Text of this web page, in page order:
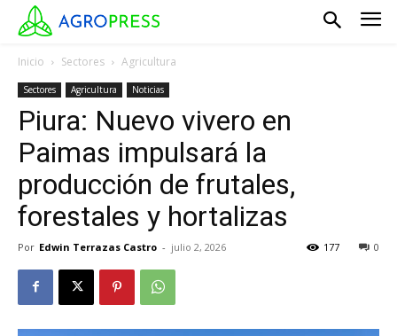
Inicio Sectores Agricultura
Sectores Agricultura Noticias
Piura: Nuevo vivero en
Paimas impulsará la
producción de frutales,
forestales y hortalizas
Por Edwin Terrazas Castro - julio 2, 2026 0
177